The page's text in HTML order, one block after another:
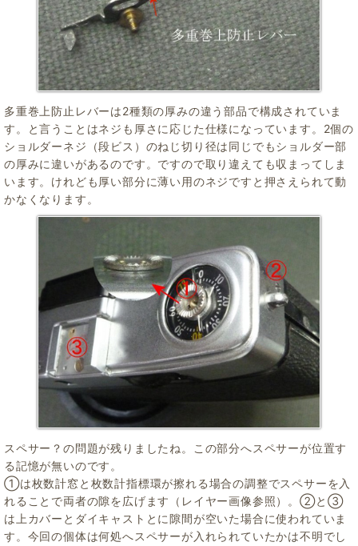
多重巻上防止レバーは2種類の厚みの違う部品で構成されていま
す。と言うことはネジも厚さに応じた仕様になっています。2個の
ショルダーネジ（段ビス）のねじ切り径は同じでもショルダー部
の厚みに違いがあるのです。ですので取り違えても収まってしま
います。けれども厚い部分に薄い用のネジですと押さえられて動
かなくなります。
スペサー？の問題が残りましたね。この部分へスペサーが位置す
る記憶が無いのです。
①は枚数計窓と枚数計指標環が擦れる場合の調整でスペサーを入
れることで両者の隙を広げます（レイヤー画像参照）。②と③
は上カバーとダイキャストとに隙間が空いた場合に使われていま
す。今回の個体は何処へスペサーが入れられていたかは不明でし